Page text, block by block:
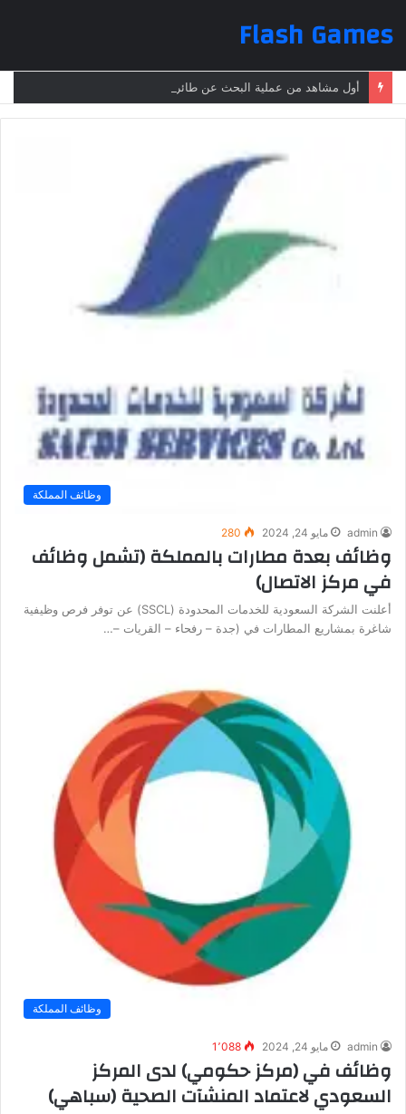
Flash Games
وظائف المملكة
admin مايو 24, 2024 280
وظائف بعدة مطارات بالمملكة (تشمل وظائف
في مركز الاتصال)
أعلنت الشركة السعودية للخدمات المحدودة (SSCL) عن توفر فرص وظيفية
شاغرة بمشاريع المطارات في (جدة – رفحاء – القريات –…
وظائف المملكة
admin مايو 24, 2024 1٬088
وظائف في (مركز حكومي) لدى المركز
السعودي لاعتماد المنشآت الصحية (سباهي)